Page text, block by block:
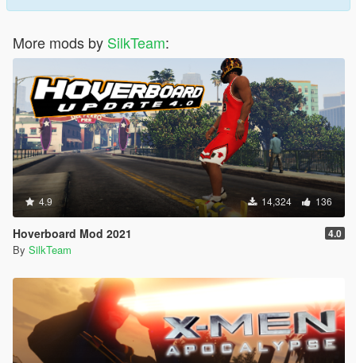
More mods by SilkTeam:
4.9 14,324 136
Hoverboard Mod 2021 4.0
By SilkTeam